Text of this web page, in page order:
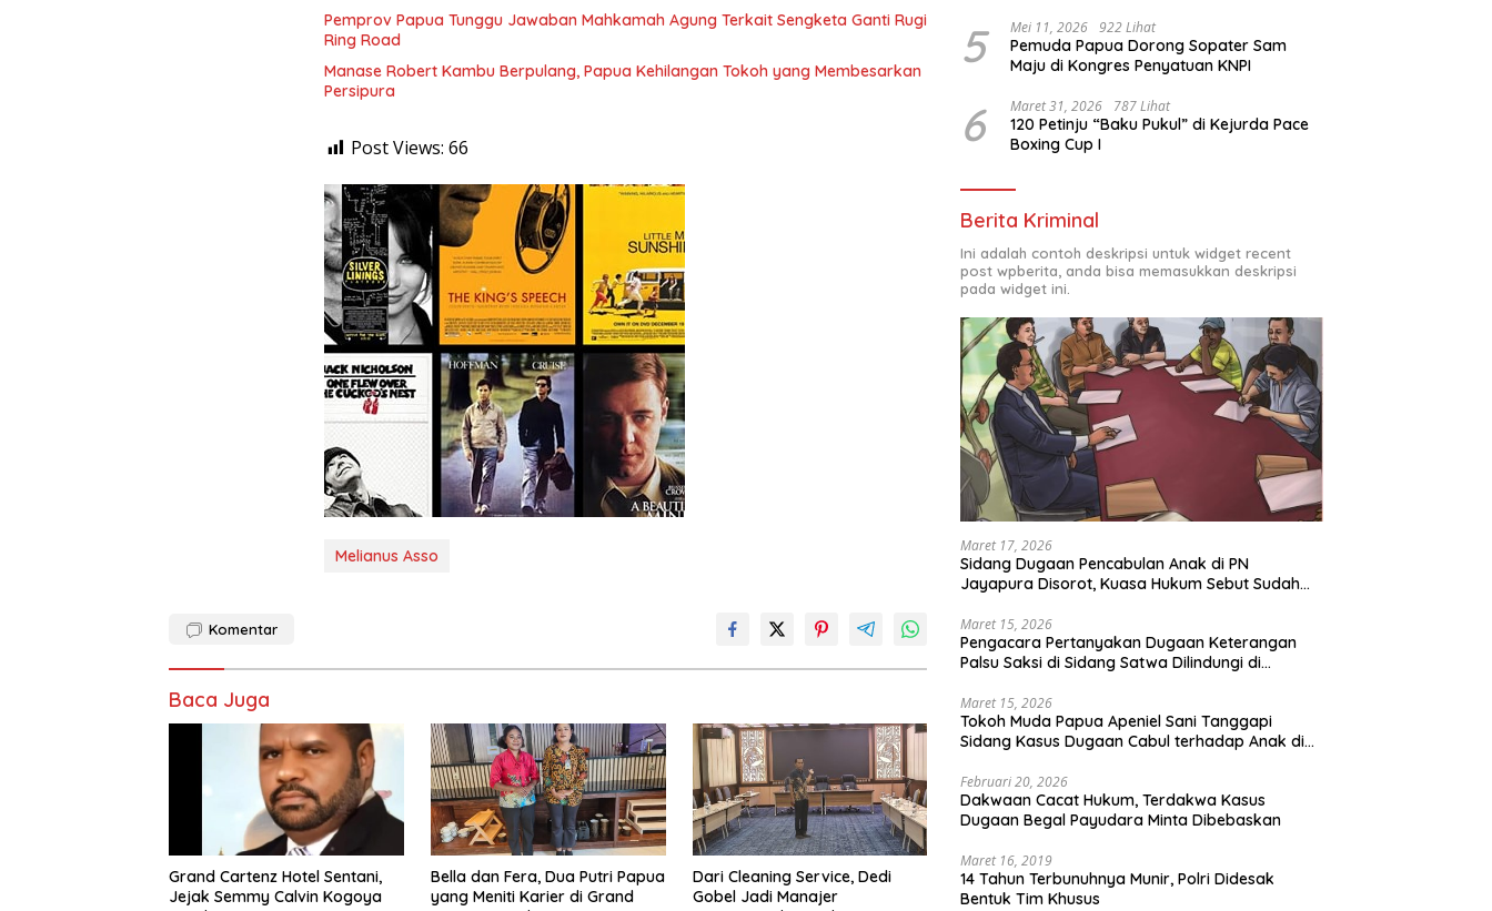
Pemprov Papua Tunggu Jawaban Mahkamah Agung Terkait Sengketa Ganti Rugi
Ring Road
Manase Robert Kambu Berpulang, Papua Kehilangan Tokoh yang Membesarkan
Persipura
Post Views: 66
Melianus Asso
Komentar
Baca Juga
Grand Cartenz Hotel Sentani,
Jejak Semmy Calvin Kogoya
Bella dan Fera, Dua Putri Papua
yang Meniti Karier di Grand
Dari Cleaning Service, Dedi
Gobel Jadi Manajer
5 Mei 11, 2026 922 Lihat
Pemuda Papua Dorong Sopater Sam
Maju di Kongres Penyatuan KNPI
6 Maret 31, 2026 787 Lihat
120 Petinju “Baku Pukul” di Kejurda Pace
Boxing Cup I
Berita Kriminal
Ini adalah contoh deskripsi untuk widget recent
post wpberita, anda bisa memasukkan deskripsi
pada widget ini.
Maret 17, 2026
Sidang Dugaan Pencabulan Anak di PN
Jayapura Disorot, Kuasa Hukum Sebut Sudah
Maret 15, 2026
Pengacara Pertanyakan Dugaan Keterangan
Palsu Saksi di Sidang Satwa Dilindungi di
Maret 15, 2026
Tokoh Muda Papua Apeniel Sani Tanggapi
Sidang Kasus Dugaan Cabul terhadap Anak di
Februari 20, 2026
Dakwaan Cacat Hukum, Terdakwa Kasus
Dugaan Begal Payudara Minta Dibebaskan
Maret 16, 2019
14 Tahun Terbunuhnya Munir, Polri Didesak
Bentuk Tim Khusus